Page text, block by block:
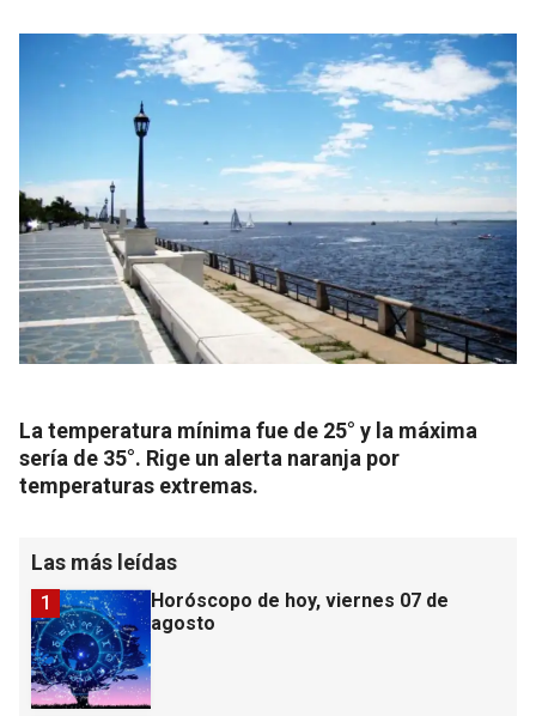
La temperatura mínima fue de 25° y la máxima
sería de 35°. Rige un alerta naranja por
temperaturas extremas.
Las más leídas
Horóscopo de hoy, viernes 07 de
agosto
1